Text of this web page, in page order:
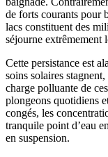
de forts courants pour
lacs constituent des
séjourne extrêmement
Cette persistance est
soins solaires
charge polluante de
plongeons quotidiens
congés, les
tranquile point d’eau
en suspension.